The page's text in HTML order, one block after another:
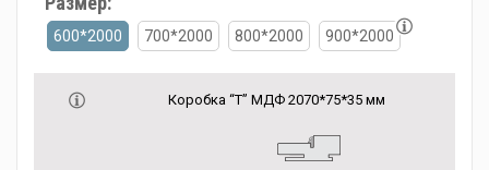
600*2000 700*2000 800*2000 900*2000
Коробка “Т” МДФ 2070*75*35 мм